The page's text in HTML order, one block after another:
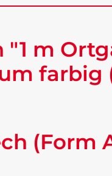
m
farbig
(Form